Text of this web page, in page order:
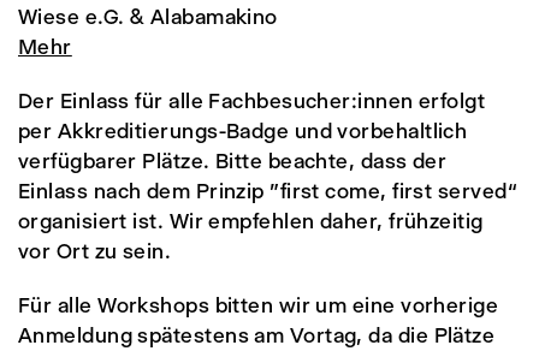
Wiese e.G. & Alabamakino
Mehr
Der Einlass für alle Fachbesucher:innen erfolgt
per Akkreditierungs-Badge und vorbehaltlich
verfügbarer Plätze. Bitte beachte, dass der
Einlass nach dem Prinzip "first come, first served“
organisiert ist. Wir empfehlen daher, frühzeitig
vor Ort zu sein.
Für alle Workshops bitten wir um eine vorherige
Anmeldung spätestens am Vortag, da die Plätze